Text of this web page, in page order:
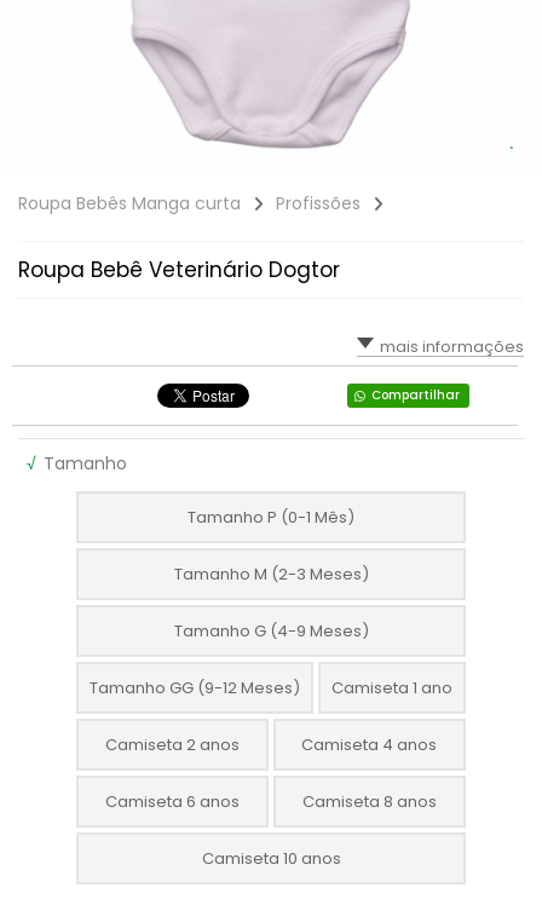
Roupa Bebês Manga curta Profissões
Roupa Bebê Veterinário Dogtor
mais informações
Compartilhar
√ Tamanho
Tamanho P (0-1 Mês)
Tamanho M (2-3 Meses)
Tamanho G (4-9 Meses)
Tamanho GG (9-12 Meses) Camiseta 1 ano
Camiseta 2 anos Camiseta 4 anos
Camiseta 6 anos Camiseta 8 anos
Camiseta 10 anos